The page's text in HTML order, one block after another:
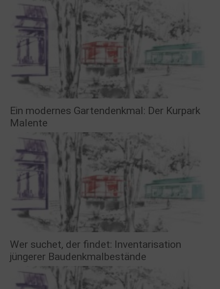
Ein modernes Gartendenkmal: Der Kurpark
Malente
Wer suchet, der findet: Inventarisation
jüngerer Baudenkmalbestände